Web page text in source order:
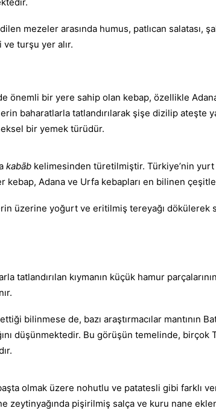
mezeler arasında humus, patlıcan salatası,
turşu yer alır.
önemli bir yere sahip olan kebap, özellikle
baharatlarla tatlandırılarak şişe dizilip ateşte
bir yemek türüdür.
kabāb kelimesinden türetilmiştir. Türkiye’nin yurt
kebap, Adana ve Urfa kebapları en bilinen
üzerine yoğurt ve eritilmiş tereyağı dökülerek
tatlandırılan kıymanın küçük hamur
bilinmese de, bazı araştırmacılar mantının
düşünmektedir. Bu görüşün temelinde,
olmak üzere nohutlu ve patatesli gibi farklı
zeytinyağında pişirilmiş salça ve kuru nane